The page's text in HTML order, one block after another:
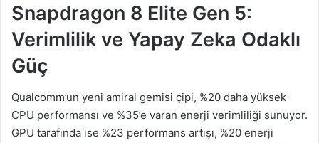
Snapdragon 8 Elite Gen 5:
Verimlilik ve Yapay Zeka Odaklı
Güç
Qualcomm’un yeni amiral gemisi çipi, %20 daha yüksek
CPU performansı ve %35’e varan enerji verimliliği sunuyor.
GPU tarafında ise %23 performans artışı, %20 enerji